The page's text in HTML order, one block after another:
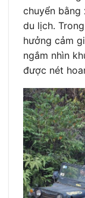
chuyển bằng
du lịch.
hưởng cảm
ngắm nhìn
được nét